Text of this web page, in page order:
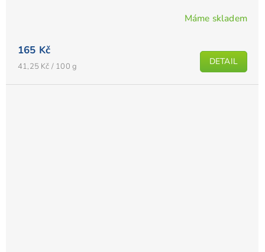
Máme skladem
165 Kč
Měrná
41,25 Kč / 100 g DETAIL